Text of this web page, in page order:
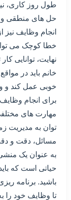
طول روز کاری،
حل های منطقی و
انجام وظایف
خطا کوچک می
نهایت، توانایی
خانم باید در
خوبی عمل کند و
برای انجام
مهارت های
توان به مدیریت
مسائل، دقت و
به عنوان یک
حیاتی است که
باشید. برنامه
تا وظایف خود را